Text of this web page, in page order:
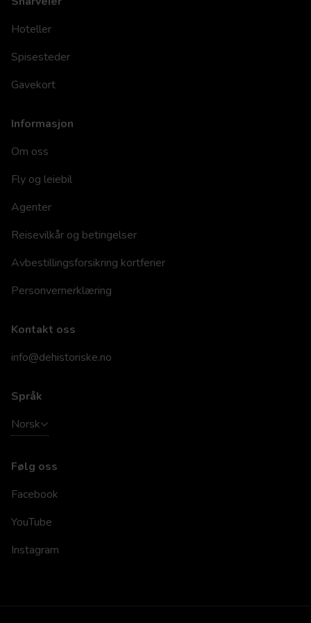
Hoteller
Spisesteder
Gavekort
Informasjon
Om oss
Fly og leiebil
Agenter
Reisevilkår og betingelser
Avbestillingsforsikring kortferier
Personvernerklæring
Kontakt oss
info@dehistoriske.no
Språk
Norsk
Følg oss
Facebook
YouTube
Instagram